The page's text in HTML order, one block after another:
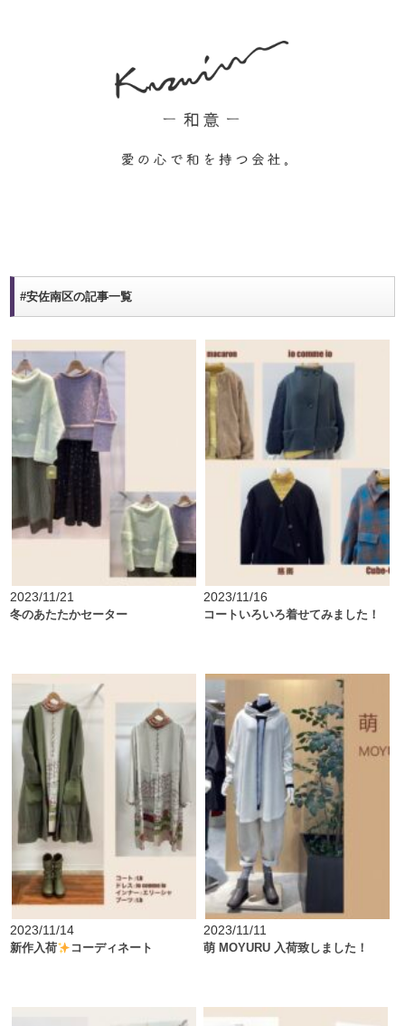
#安佐南区の記事一覧
2023/11/21
冬のあたたかセーター
2023/11/16
コートいろいろ着せてみました！
2023/11/14
新作入荷 コーディネート
2023/11/11
萌 MOYURU 入荷致しました！